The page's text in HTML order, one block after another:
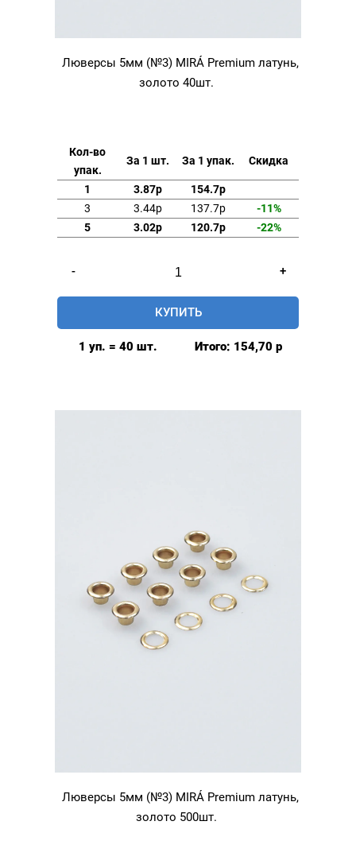
Люверсы 5мм (№3) MIRÁ Premium латунь,
золото 40шт.
Кол-во
упак.
За 1 шт. За 1 упак. Скидка
1 3.87р
154.7р
3
3.44р 137.7р
-11%
5
3.02р 120.7р -22%
-
товара
Люверсы
5мм
золото
+
КУПИТЬ
1 уп. = 40 шт. Итого: 154,70 р
Люверсы 5мм (№3) MIRÁ Premium латунь,
золото 500шт.